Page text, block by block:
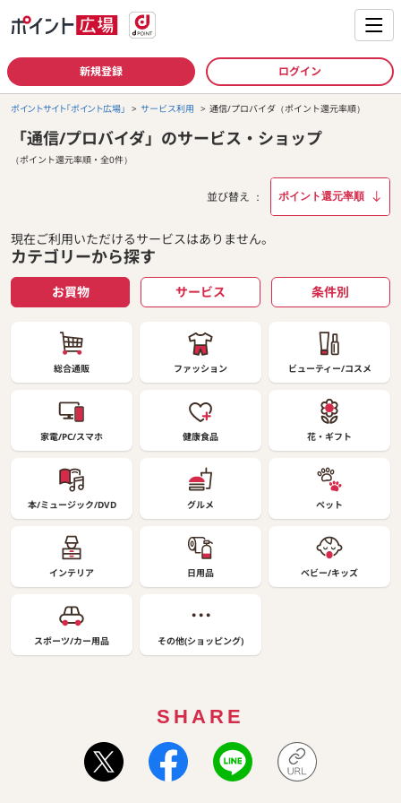
新規登録 ログイン
ポイントサイト「ポイント広場」 サービス利用 通信/プロバイダ（ポイント還元率順）
「通信/プロバイダ」のサービス・ショップ
（ポイント還元率順・全0件）
並び替え
現在ご利用いただけるサービスはありません。
カテゴリーから探す
お買物 サービス 条件別
総合通販 ファッション ビューティー/コスメ
家電/PC/スマホ 健康食品 花・ギフト
本/ミュージック/DVD グルメ ペット
インテリア 日用品 ベビー/キッズ
スポーツ/カー用品 その他(ショッピング)
SHARE